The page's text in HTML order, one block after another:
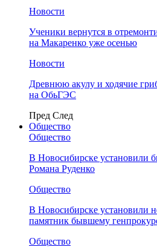
Новости
Ученики вернутся в
на Макаренко уже осенью
Новости
Древнюю акулу и ходячие
на ОбьГЭС
Пред След
Общество
Общество
В Новосибирске установили
Романа Руденко
Общество
В Новосибирске установили
памятник бывшему
Общество